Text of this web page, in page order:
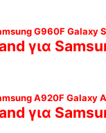
για
για